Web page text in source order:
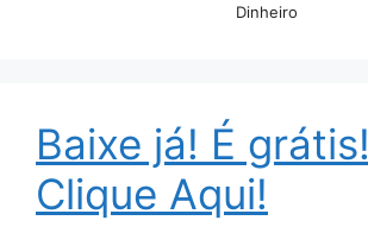
Dinheiro
Baixe já! É grátis!
Clique Aqui!